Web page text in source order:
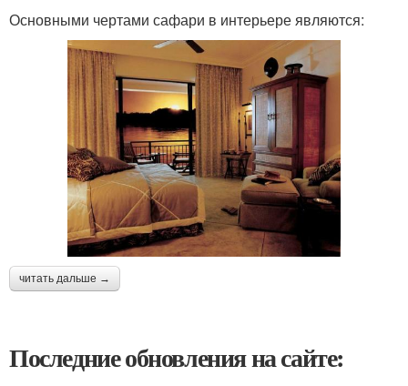
Основными чертами сафари в интерьере являются:
читать дальше →
Последние обновления на сайте: